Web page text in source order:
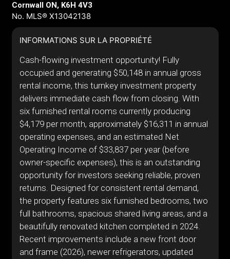
Cornwall ON, K6H 4V3
No. MLS® X13042138
INFORMATIONS SUR LA PROPRIÉTÉ
Cash-flowing investment opportunity! Fully
occupied and generating $50,148 in annual gross
rental income, this turnkey investment property
delivers immediate cash flow from closing. With
six furnished rental rooms currently producing
$4,179 per month, approximately $16,311 in annual
operating expenses, and an estimated Net
Operating Income of $33,837 per year (before
owner-specific expenses), this is an outstanding
opportunity for investors seeking reliable, proven
returns. Designed for consistent rental demand,
the property features six furnished bedrooms, two
full bathrooms, spacious shared living areas, and a
beautifully renovated kitchen completed in 2024.
Recent improvements include a new front door
and frame (2026), newer refrigerators, updated